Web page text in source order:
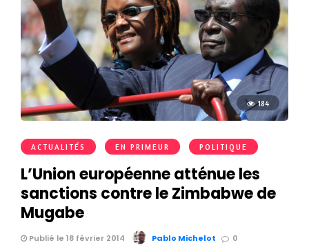
184
ACTUALITÉS EN PRIMEUR POLITIQUE
L’Union européenne atténue les
sanctions contre le Zimbabwe de
Mugabe
Publié le 18 février 2014 Pablo Michelot 0